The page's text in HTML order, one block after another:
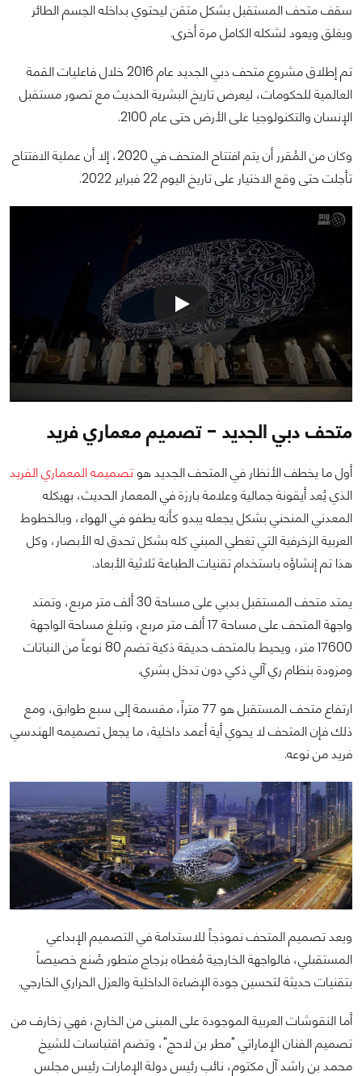
سقف متحف المستقبل بشكل متقن ليحتوي بداخله الجسم الطائر
ويغلق ويعود لشكله الكامل مرة أخرى.
تم إطلاق مشروع متحف دبي الجديد عام 2016 خلال فاعليات القمة
العالمية للحكومات، ليعرض تاريخ البشرية الحديث ‏مع تصور مستقبل
الإنسان والتكنولوجيا على الأرض حتى عام 2100.‏
وكان من المُقرر أن يتم افتتاح المتحف في 2020، إلا أن عملية الافتتاح
تأجلت حتى وقع الاختيار على تاريخ اليوم 22 فبراير ‏‏2022.‏
متحف دبي الجديد - تصميم معماري فريد ‏
أول ما يخطف الأنظار في المتحف الجديد هوتصميمه المعماري الفريد
الذي يُعد أيقونة جمالية وعلامة بارزة في المعمار ‏الحديث، بهيكله
المعدني المنحني بشكل يجعله يبدو كأنه يطفو في الهواء، وبالخطوط
العربية الزخرفية التي تغطي المبني ‏كله بشكل تحدق له الأبصار، وكل
هذا تم إنشاؤه باستخدام تقنيات الطباعة ثلاثية الأبعاد.‏
يمتد متحف المستقبل بدبي على مساحة 30 ألف متر مربع، وتمتد
واجهة المتحف على مساحة 17 ألف متر مربع، وتبلغ ‏مساحة الواجهة
17600 متر، ويحيط بالمتحف حديقة ذكية تضم 80 نوعاً من النباتات
ومزودة بنظام ري آلي ذكي دون ‏تدخل بشري.‏
ارتفاع متحف المستقبل هو 77 متراً، مقسمة إلى سبع طوابق، ومع
ذلك فإن المتحف لا يحوي أية أعمد داخلية، ما يجعل ‏تصميمه الهندسي
فريد من نوعه.‏
ويعد تصميم المتحف نموذجاً للاستدامة في التصميم الإبداعي
المستقبلي، فالواجهة الخارجية مُغطاه بزجاج متطور صُنع ‏خصيصاً
بتقنيات حديثة لتحسين جودة الإضاءة الداخلية والعزل الحراري الخارجي.‏
أما النقوشات العربية الموجودة على المبنى من الخارج، فهي زخارف من
تصميم الفنان الإماراتي "مطر بن لاحج"، ‏وتضم اقتباسات للشيخ
محمد بن راشد آل مكتوم، نائب رئيس دولة الإمارات رئيس مجلس